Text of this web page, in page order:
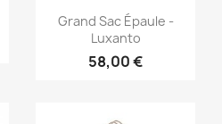
Aperçu rapide
Grand Sac Épaule -
Luxanto
58,00 €